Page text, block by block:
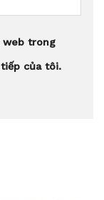
web trong
của tôi.